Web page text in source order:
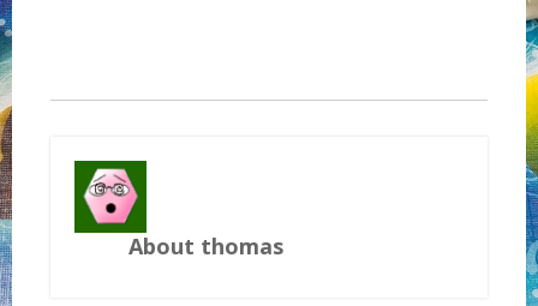
About thomas